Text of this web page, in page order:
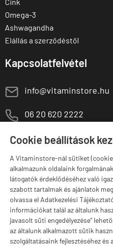
Cookie beállítások
A Vitaminstore-nál sütiket
alkalmazunk oldalaink
látogatók érdeklődéséhez való
szabott tartalmak és ajánlatok
olvassa el Adatkezelési
információkat talál az általunk
javasolt süti engedélyezése”
az általunk alkalmazott sütik
szolgáltatásaink fejlesztéséhez és
Omega-3
Ashwagandha
Elállás a szerződéstől
Kapcsolatfelvétel
E info@vitaminstore.hu
M 06 20 620 2222
T
1141 Budapest,
Szugló u. 83-85.
H-P:10:00-18:00
Márkák
Valuta választás